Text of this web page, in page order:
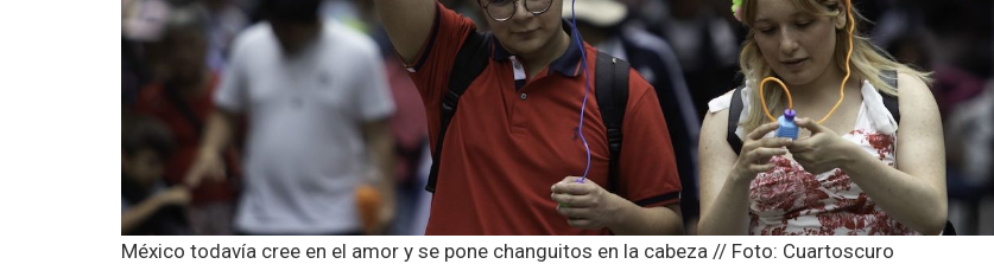
México todavía cree en el amor y se pone changuitos en la cabeza // Foto: Cuartoscuro